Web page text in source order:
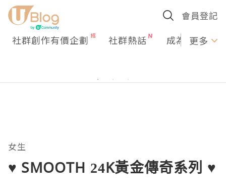
會員登記
社群創作有價企劃 社群熱話 成為U更多
女生
♥ SMOOTH 24K黃金傳奇系列 ♥